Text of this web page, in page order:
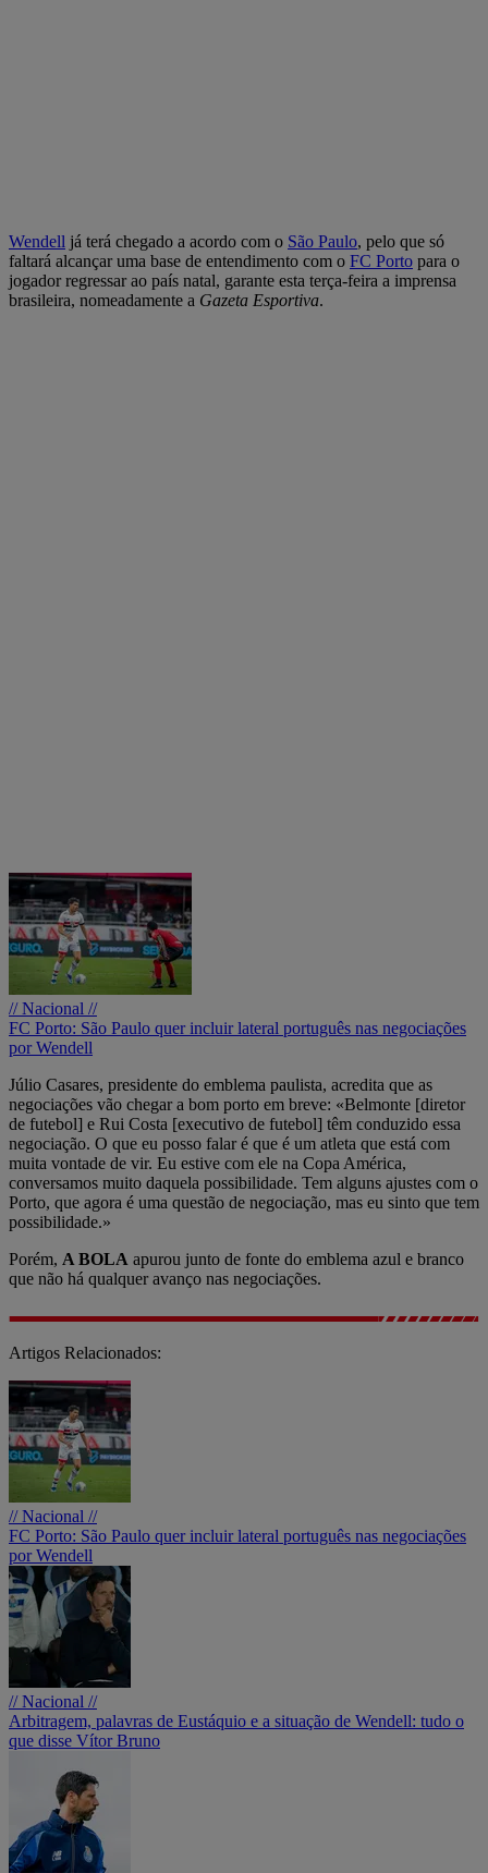
Wendell já terá chegado a acordo com o São Paulo, pelo que só
faltará alcançar uma base de entendimento com o FC Porto para o
jogador regressar ao país natal, garante esta terça-feira a imprensa
brasileira, nomeadamente a Gazeta Esportiva.
// Nacional //
FC Porto: São Paulo quer incluir lateral português nas negociações
por Wendell
Júlio Casares, presidente do emblema paulista, acredita que as
negociações vão chegar a bom porto em breve: «Belmonte [diretor
de futebol] e Rui Costa [executivo de futebol] têm conduzido essa
negociação. O que eu posso falar é que é um atleta que está com
muita vontade de vir. Eu estive com ele na Copa América,
conversamos muito daquela possibilidade. Tem alguns ajustes com o
Porto, que agora é uma questão de negociação, mas eu sinto que tem
possibilidade.»
Porém, A BOLA apurou junto de fonte do emblema azul e branco
que não há qualquer avanço nas negociações.
Artigos Relacionados:
// Nacional //
FC Porto: São Paulo quer incluir lateral português nas negociações
por Wendell
// Nacional //
Arbitragem, palavras de Eustáquio e a situação de Wendell: tudo o
que disse Vítor Bruno